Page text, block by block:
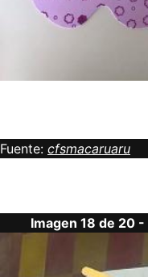
Fuente: cfsmacaruaru
Imagen 18 de 20 -